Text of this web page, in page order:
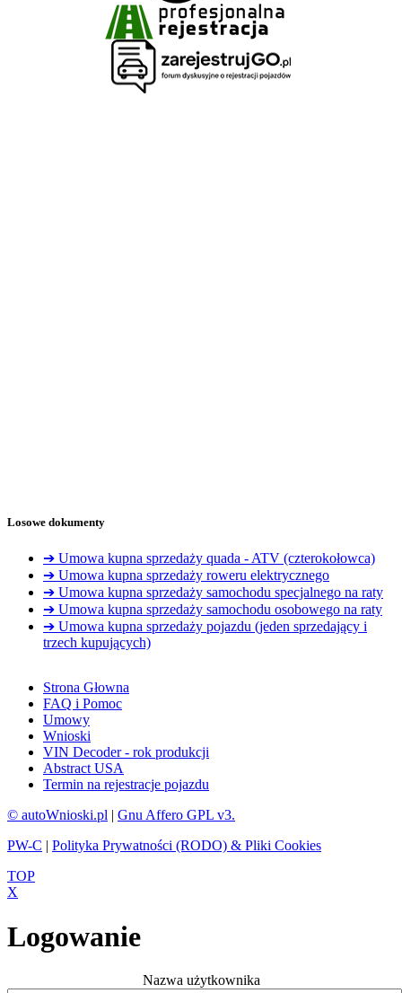
Losowe dokumenty
➔ Umowa kupna sprzedaży quada - ATV (czterokołowca)
➔ Umowa kupna sprzedaży roweru elektrycznego
➔ Umowa kupna sprzedaży samochodu specjalnego na raty
➔ Umowa kupna sprzedaży samochodu osobowego na raty
➔ Umowa kupna sprzedaży pojazdu (jeden sprzedający i
trzech kupujących)
Strona Głowna
FAQ i Pomoc
Umowy
Wnioski
VIN Decoder - rok produkcji
Abstract USA
Termin na rejestracje pojazdu
© autoWnioski.pl | Gnu Affero GPL v3.
PW-C | Polityka Prywatności (RODO) & Pliki Cookies
TOP
X
Logowanie
Nazwa użytkownika